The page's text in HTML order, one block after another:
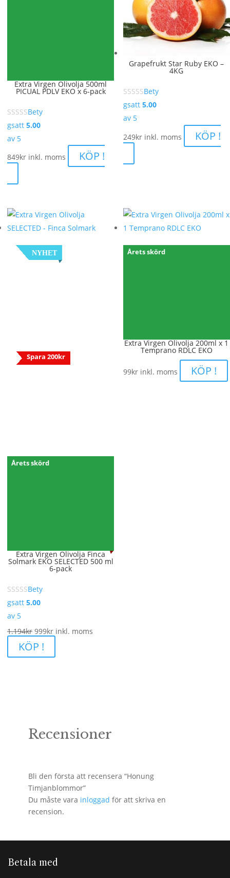
Extra Virgen Olivolja 500ml
PICUAL PDLV EKO x 6-pack
Bety
gsatt 5.00
av 5
849kr inkl. moms KÖP !
Grapefrukt Star Ruby EKO –
4KG
Bety
gsatt 5.00
av 5
249kr inkl. moms KÖP !
NYHET
Spara 200kr
Årets skörd
Extra Virgen Olivolja Finca
Solmark EKO SELECTED 500 ml
6-pack
Bety
gsatt 5.00
av 5
1.194kr Det
ursprungliga
priset
999krDet
priset
inkl. moms
KÖP !
Årets skörd
Extra Virgen Olivolja 200ml x 1
Temprano RDLC EKO
99kr inkl. moms KÖP !
Recensioner
Bli den första att recensera “Honung
Timjanblommor”
Du måste vara inloggad för att skriva en
recension.
Betala med